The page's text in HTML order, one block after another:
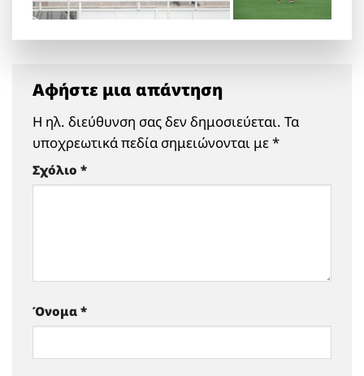
Αφήστε μια απάντηση
Η ηλ. διεύθυνση σας δεν δημοσιεύεται. Τα
υποχρεωτικά πεδία σημειώνονται με*
Σχόλιο *
Όνομα *